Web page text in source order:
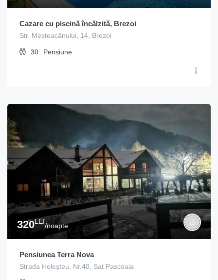
Cazare cu piscină încălzită, Brezoi
Str. Mesteacănului, 14, Brezoi
30 Pensiune
320LEI
/noapte
Pensiunea Terra Nova
Strada Heleșteu, Nr.40, Sat Pascoaia